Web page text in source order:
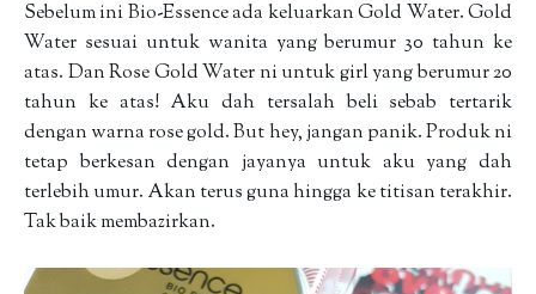
Sebelum ini Bio-Essence ada keluarkan Gold Water. Gold
Water sesuai untuk wanita yang berumur 30 tahun ke
atas. Dan Rose Gold Water ni untuk girl yang berumur 20
tahun ke atas! Aku dah tersalah beli sebab tertarik
dengan warna rose gold. But hey, jangan panik. Produk ni
tetap berkesan dengan jayanya untuk aku yang dah
terlebih umur. Akan terus guna hingga ke titisan terakhir.
Tak baik membazirkan.